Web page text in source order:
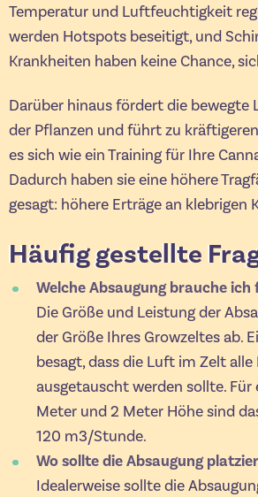
Temperatur und Luftfeuchtigkeit
werden Hotspots beseitigt, und
Krankheiten haben keine Chance,
Darüber hinaus fördert die bewegte
der Pflanzen und führt zu
es sich wie ein Training für Ihre
Dadurch haben sie eine höhere
gesagt: höhere Erträge an klebrigen
Häufig gestellte
Welche Absaugung brauche
Die Größe und Leistung der
der Größe Ihres Growzeltes ab.
besagt, dass die Luft im Zelt
ausgetauscht werden sollte. Für
Meter und 2 Meter Höhe sind
120 m3/Stunde.
Wo sollte die Absaugung
Idealerweise sollte die